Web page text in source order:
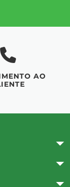
AO